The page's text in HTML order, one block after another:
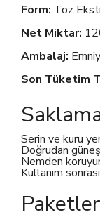
Form: Toz
Net Miktar:
Ambalaj:
Son Tüketim
Serin ve kuru
Doğrudan
Nemden
Kullanım